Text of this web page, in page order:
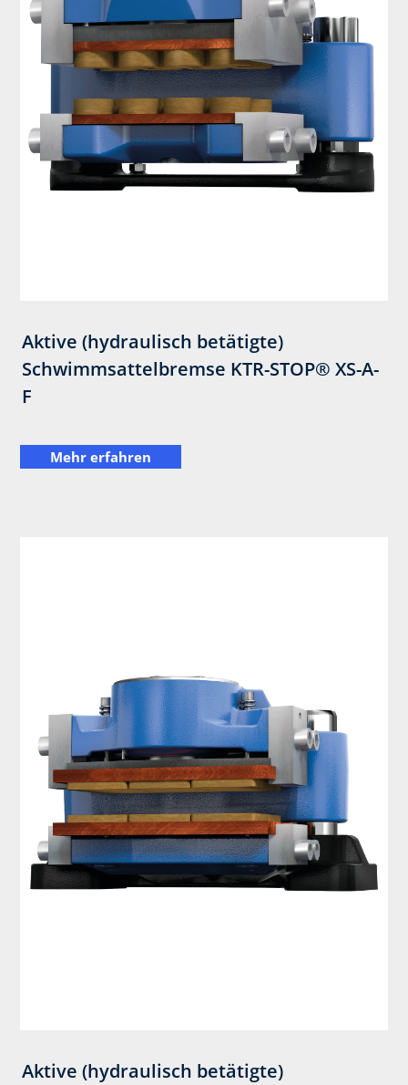
Aktive (hydraulisch betätigte)
Schwimmsattelbremse KTR-STOP® XS-A-
F
Mehr erfahren
Aktive (hydraulisch betätigte)